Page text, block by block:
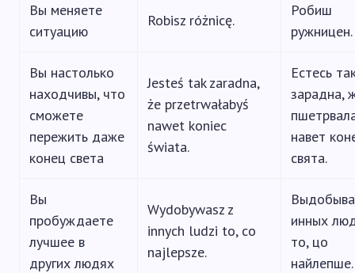
Вы меняете
ситуацию
Robisz różnicę.
Робиш
ружницен.
Вы настолько
находчивы, что
сможете
пережить даже
конец света
Jesteś tak zaradna,
że przetrwałabyś
nawet koniec
świata.
Естесь
зарадна,
навет
свята.
Вы
пробуждаете
лучшее в
других людях
Wydobywasz z
innych ludzi to, co
najlepsze.
инных
то, цо
найлепше.